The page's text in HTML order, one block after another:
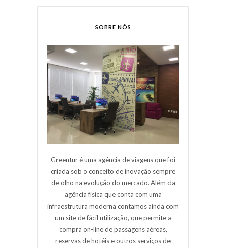
SOBRE NÓS
Greentur é uma agência de viagens que foi
criada sob o conceito de inovação sempre
de olho na evolução do mercado. Além da
agência física que conta com uma
infraestrutura moderna contamos ainda com
um site de fácil utilização, que permite a
compra on-line de passagens aéreas,
reservas de hotéis e outros serviços de